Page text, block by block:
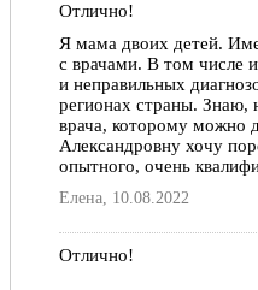
развития, выбор
медицинского профиля.
В 1979 году окончила
государственный
направлению
работать по
В настоящее время
деятельность по
инфекционные
Отлично!
Я мама двоих детей.
с врачами. В том числе
и неправильных
регионах страны. Знаю,
врача, которому можно
Александровну хочу
опытного, очень
Елена, 10.08.2022
Отлично!